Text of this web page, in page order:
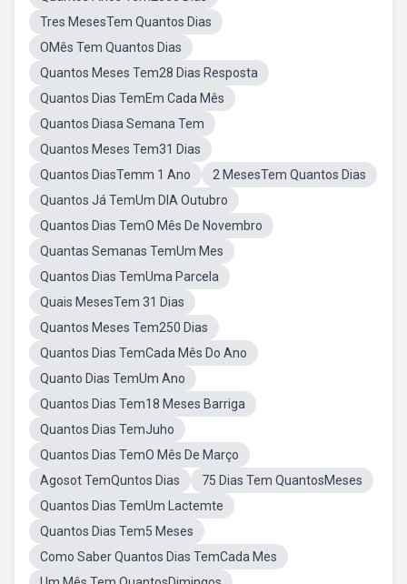
Tres MesesTem Quantos Dias
OMês Tem Quantos Dias
Quantos Meses Tem28 Dias Resposta
Quantos Dias TemEm Cada Mês
Quantos Diasa Semana Tem
Quantos Meses Tem31 Dias
Quantos DiasTemm 1 Ano
2 MesesTem Quantos Dias
Quantos Já TemUm DIA Outubro
Quantos Dias TemO Mês De Novembro
Quantas Semanas TemUm Mes
Quantos Dias TemUma Parcela
Quais MesesTem 31 Dias
Quantos Meses Tem250 Dias
Quantos Dias TemCada Mês Do Ano
Quanto Dias TemUm Ano
Quantos Dias Tem18 Meses Barriga
Quantos Dias TemJuho
Quantos Dias TemO Mês De Março
Agosot TemQuntos Dias
75 Dias Tem QuantosMeses
Quantos Dias TemUm Lactemte
Quantos Dias Tem5 Meses
Como Saber Quantos Dias TemCada Mes